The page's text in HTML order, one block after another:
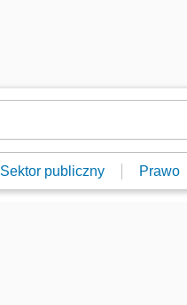
Sektor publiczny Prawo